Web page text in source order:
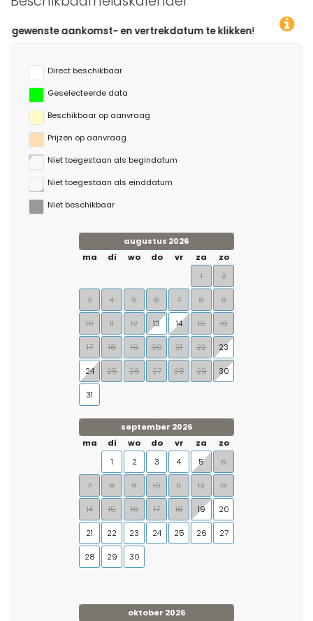
en vertrekdatum te klikken!
Direct beschikbaar
Geselecteerde data
Beschikbaar op aanvraag
Prijzen op aanvraag
Niet toegestaan als begindatum
Niet toegestaan als einddatum
Niet beschikbaar
augustus 2026
ma
di wo do vr za
zo
1
2
3 4 5 6 7 8 9
10 11 12 13 14 15 16
17 18 19 20 21 22 23
24 25 26 27 28 29 30
31
september 2026
ma
di wo do vr za
zo
1
2 3 4 5 6
7 8 9 10 11 12 13
14 15 16 17 18 19 20
21 22 23 24 25 26 27
28 29 30
oktober 2026